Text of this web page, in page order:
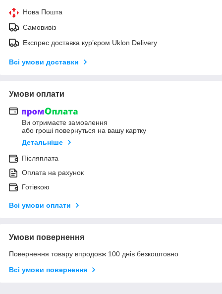
Нова Пошта
Самовивіз
Експрес доставка кур’єром Uklon Delivery
Всі умови доставки
Умови оплати
Ви отримаєте замовлення
або гроші повернуться на вашу картку
Детальніше
Післяплата
Оплата на рахунок
Готівкою
Всі умови оплати
Умови повернення
Повернення товару впродовж 100 днів безкоштовно
Всі умови повернення